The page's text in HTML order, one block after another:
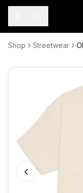
Shop Streetwear